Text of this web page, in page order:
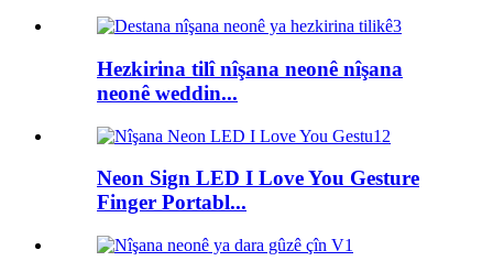
Hezkirina tilî nîşana neonê nîşana
neonê weddin...
Neon Sign LED I Love You Gesture
Finger Portabl...